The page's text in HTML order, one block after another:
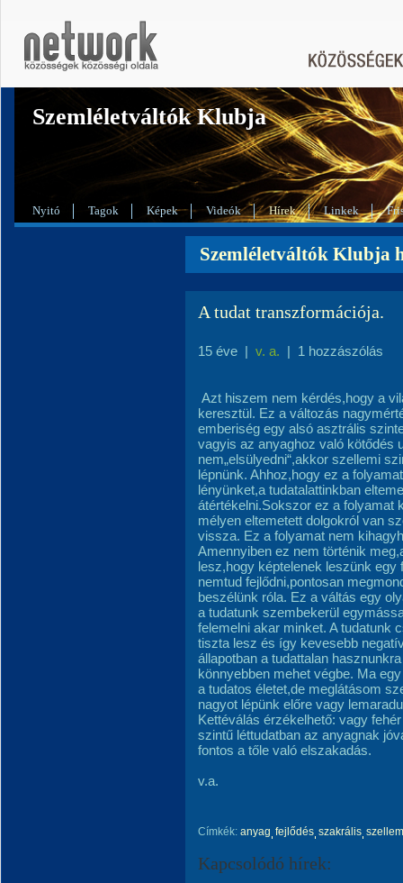
Szemléletváltók Klubja
Nyitó Tagok Képek Videók Hírek Linkek
Szemléletváltók Klubja
A tudat transzformációja.
15 éve | v. a. | 1 hozzászólás
Azt hiszem nem kérdés,hogy a
keresztül. Ez a változás
emberiség egy alsó asztrális
vagyis az anyaghoz való kötődés
nem„elsülyedni“,akkor szellemi
lépnünk. Ahhoz,hogy ez a
lényünket,a tudatalattinkban
átértékelni.Sokszor ez a folyamat
mélyen eltemetett dolgokról van
vissza. Ez a folyamat nem
Amennyiben ez nem történik
lesz,hogy képtelenek leszünk
nemtud fejlődni,pontosan
beszélünk róla. Ez a váltás egy
a tudatunk szembekerül
felemelni akar minket. A tudatunk
tiszta lesz és így kevesebb
állapotban a tudattalan
könnyebben mehet végbe. Ma
a tudatos életet,de meglátásom
nagyot lépünk előre vagy
Kettéválás érzékelhető: vagy
szintű léttudatban az anyagnak
fontos a tőle való elszakadás.
v.a.
Címkék: anyag fejlődés szakrális szellem
Kapcsolódó hírek: